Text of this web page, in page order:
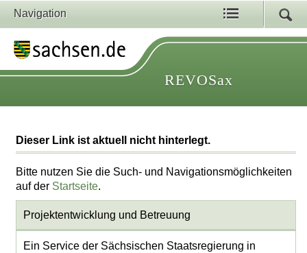
Navigation
REVOSax
Dieser Link ist aktuell nicht hinterlegt.
Bitte nutzen Sie die Such- und Navigationsmöglichkeiten
auf der Startseite.
Projektentwicklung und Betreuung
Ein Service der Sächsischen Staatsregierung in